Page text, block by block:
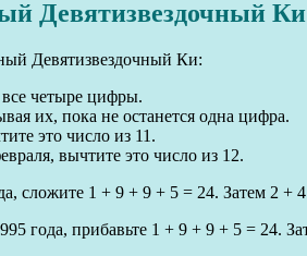
Девятизвездочный Ки
Девятизвездочный Ки:
четыре цифры.
их, пока не останется одна цифра.
это число из 11.
вычтите это число из 12.
сложите 1 + 9 + 9 + 5 = 24. Затем 2
года, прибавьте 1 + 9 + 9 + 5 = 24.